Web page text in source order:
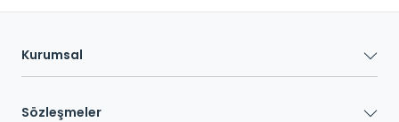
Kurumsal
Sözleşmeler